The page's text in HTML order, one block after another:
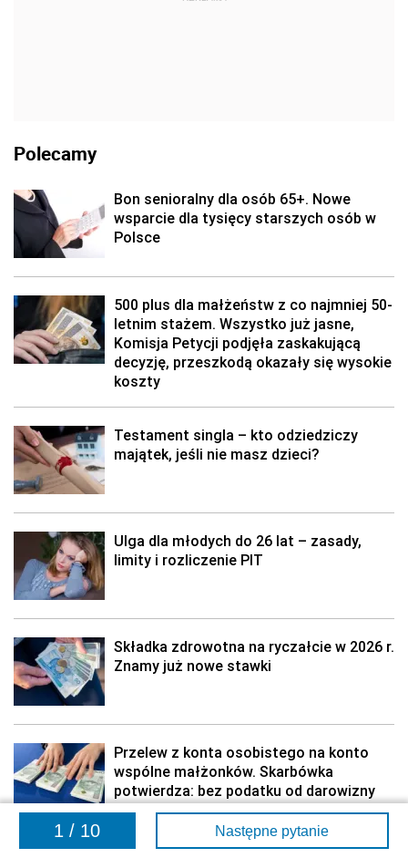
1 / 10 Następne pytanie
Polecamy
Bon senioralny dla osób 65+. Nowe
wsparcie dla tysięcy starszych osób w
Polsce
500 plus dla małżeństw z co najmniej 50-
letnim stażem. Wszystko już jasne,
Komisja Petycji podjęła zaskakującą
decyzję, przeszkodą okazały się wysokie
koszty
Testament singla – kto odziedziczy
majątek, jeśli nie masz dzieci?
Ulga dla młodych do 26 lat – zasady,
limity i rozliczenie PIT
Składka zdrowotna na ryczałcie w 2026 r.
Znamy już nowe stawki
Przelew z konta osobistego na konto
wspólne małżonków. Skarbówka
potwierdza: bez podatku od darowizny